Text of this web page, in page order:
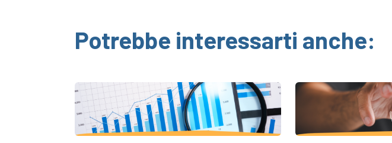
Potrebbe interessarti anche: